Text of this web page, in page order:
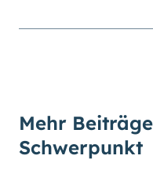
Mehr
Schwerpunkt